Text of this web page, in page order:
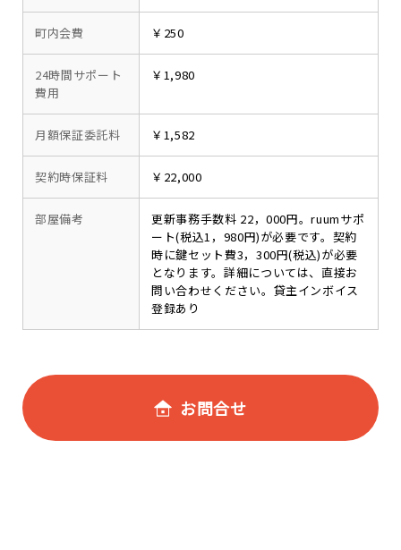
町内会費 ￥250
24時間サポート
費用
￥1,980
月額保証委託料 ￥1,582
契約時保証料 ￥22,000
部屋備考
更新事務手数料 22，000円。ruumサポ
ート(税込1，980円)が必要です。契約
時に鍵セット費3，300円(税込)が必要
となります。詳細については、直接お
問い合わせください。貸主インボイス
登録あり
お問合せ